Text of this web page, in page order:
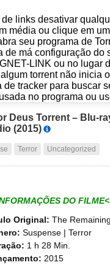
links desativar
média ou clique em
seu programa de
de má configuração do
LINK ou no lugar
torrent não inicia
tracker para buscar
no programa ou
Deus Torrent – Blu-
(2015)
Terror Uncategorized
DO
Original: The Remaining
Suspense | Terror
1 h 28 Min.
2015